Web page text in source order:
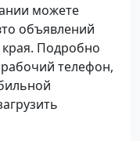
можете
объявлений
Подробно
телефон,